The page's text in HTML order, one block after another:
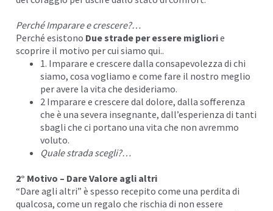
Perché Imparare e crescere?…
Perché esistono Due strade peressere migliorie
scoprire il motivo per cui siamo qui..
1. Imparare e crescere dalla consapevolezza di chi
siamo, cosa vogliamo e come fare il nostro meglio
per avere la vita che desideriamo.
2 Imparare e crescere dal dolore, dalla sofferenza
che è una severa insegnante, dall’esperienza di tanti
sbagli che ci portano una vita che non avremmo
voluto.
Quale strada scegli?…
2° Motivo – Dare Valore agli altri
“Dare agli altri” è spesso recepito come una perdita di
qualcosa, come un regalo che rischia di non essere